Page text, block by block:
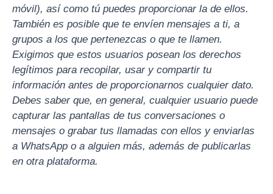
móvil), así como tú puedes proporcionar la de ellos.
También es posible que te envíen mensajes a ti, a
grupos a los que pertenezcas o que te llamen.
Exigimos que estos usuarios posean los derechos
legítimos para recopilar, usar y compartir tu
información antes de proporcionarnos cualquier dato.
Debes saber que, en general, cualquier usuario puede
capturar las pantallas de tus conversaciones o
mensajes o grabar tus llamadas con ellos y enviarlas
a WhatsApp o a alguien más, además de publicarlas
en otra plataforma.